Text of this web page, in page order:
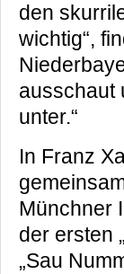
den
wichtig“,
ausschaut
unter.“
In Franz
Münchner
der ersten
„Sau